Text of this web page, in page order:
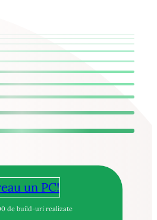
un PC!
de build-uri realizate